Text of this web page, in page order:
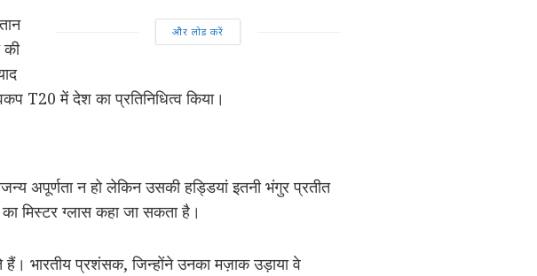
और लोड करें
T20 में देश का प्रतिनिधित्व किया।
अपूर्णता न हो लेकिन उसकी हड्डियां इतनी भंगुर प्रतीत
मिस्टर ग्लास कहा जा सकता है।
भारतीय प्रशंसक, जिन्होंने उनका मज़ाक उड़ाया वे